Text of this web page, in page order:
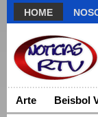
HOME
Arte Beisbol